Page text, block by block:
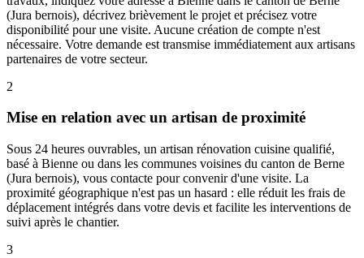
(Jura bernois), décrivez brièvement le projet et précisez votre
disponibilité pour une visite. Aucune création de compte n'est
nécessaire. Votre demande est transmise immédiatement aux artisans
partenaires de votre secteur.
2
Mise en relation avec un artisan de proximité
Sous 24 heures ouvrables, un artisan rénovation cuisine qualifié,
basé à Bienne ou dans les communes voisines du canton de Berne
(Jura bernois), vous contacte pour convenir d'une visite. La
proximité géographique n'est pas un hasard : elle réduit les frais de
déplacement intégrés dans votre devis et facilite les interventions de
suivi après le chantier.
3